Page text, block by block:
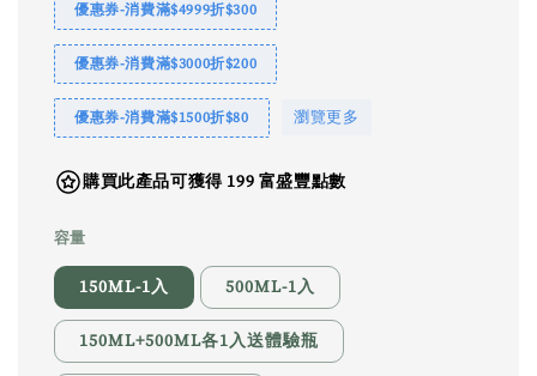
優惠券-消費滿$4999折$300
優惠券-消費滿$3000折$200
優惠券-消費滿$1500折$80 瀏覽更多
購買此產品可獲得 199 富盛豐點數
容量
150ML-1入 500ML-1入
150ML+500ML各1入送體驗瓶